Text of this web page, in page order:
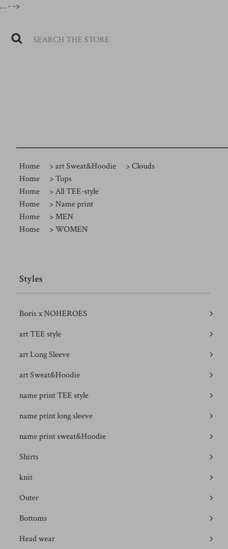
… - ->
Home >art Sweat&Hoodie >Clouds
Home
>Tops
Home
>All TEE-style
Home
>Name print
Home
>MEN
Home
>WOMEN
Styles
Boris x NOHEROES
art TEE style
art Long Sleeve
art Sweat&Hoodie
name print TEE style
name print long sleeve
name print sweat&Hoodie
Shirts
knit
Outer
Bottoms
Head wear